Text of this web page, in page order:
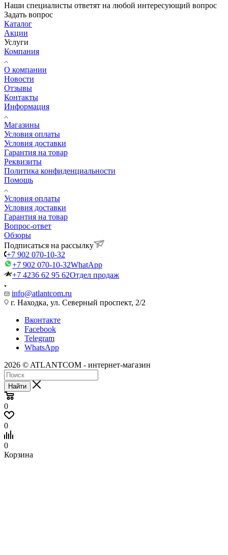
Наши специалисты ответят на любой интересующий вопрос
Задать вопрос
Каталог
Акции
Услуги
Компания
О компании
Новости
Отзывы
Контакты
Информация
Магазины
Условия оплаты
Условия доставки
Гарантия на товар
Реквизиты
Политика конфиденциальности
Помощь
Условия оплаты
Условия доставки
Гарантия на товар
Вопрос-ответ
Обзоры
Подписаться на рассылку
+7 902 070-10-32
+7 902 070-10-32WhatApp
+7 4236 62 95 62Отдел продаж
info@atlantcom.ru
г. Находка, ул. Северный проспект, 2/2
Вконтакте
Facebook
Telegram
WhatsApp
2026 © ATLANTCOM - интернет-магазин
Найти
0
0
0
Корзина